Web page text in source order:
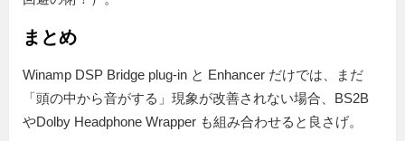
まとめ
Winamp DSP Bridge plug-in と Enhancer だけでは、まだ
「頭の中から音がする」現象が改善されない場合、BS2B
やDolby Headphone Wrapper も組み合わせると良さげ。